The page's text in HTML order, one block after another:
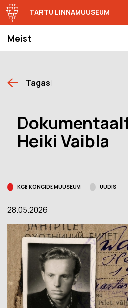
Meist
TARTU LINNAMUUSEUM
Tagasi
Heiki Vaibla
KGB KONGIDE MUUSEUM UUDIS
28.05.2026